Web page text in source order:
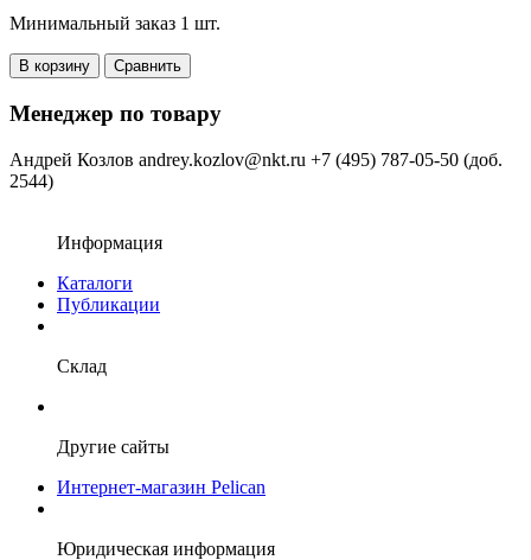
Минимальный заказ 1 шт.
В корзину Сравнить
Менеджер по товару
Андрей Козлов andrey.kozlov@nkt.ru +7 (495) 787-05-50 (доб.
2544)
Информация
Каталоги
Публикации
Склад
Другие сайты
Интернет-магазин Pelican
Юридическая информация